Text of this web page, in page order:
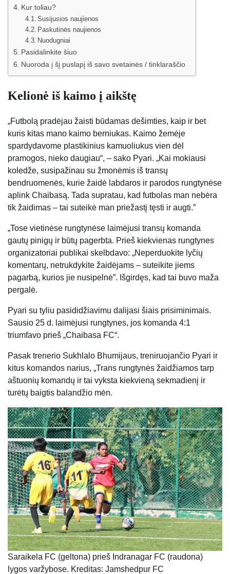
Kur toliau?
Susijusios naujienos
Paskutinės naujienos
Nuodugniai
Pasidalinkite šiuo
Nuoroda į šį puslapį iš savo svetainės / tinklaraščio
Kelionė iš kaimo į aikštę
„Futbolą pradėjau žaisti būdamas dešimties, kaip ir bet
kuris kitas mano kaimo berniukas. Kaimo žemėje
spardydavome plastikinius kamuoliukus vien dėl
pramogos, nieko daugiau“, – sako Pyari. „Kai mokiausi
koledže, susipažinau su žmonėmis iš transų
bendruomenės, kurie žaidė labdaros ir parodos rungtynėse
aplink Chaibasą. Tada supratau, kad futbolas man nebėra
tik žaidimas – tai suteikė man priežastį tęsti ir augti.”
„Tose vietinėse rungtynėse laimėjusi transų komanda
gautų pinigų ir būtų pagerbta. Prieš kiekvienas rungtynes ​​
organizatoriai publikai skelbdavo: „Neperduokite lyčių
komentarų, netrukdykite žaidėjams – suteikite jiems
pagarbą, kurios jie nusipelnė”. Išgirdęs, kad tai buvo maža
pergalė.
Pyari su tyliu pasididžiavimu dalijasi šiais prisiminimais.
Sausio 25 d. laimėjusi rungtynes, jos komanda 4:1
triumfavo prieš „Chaibasa FC“.
Pasak trenerio Sukhlalo Bhumijaus, treniruojančio Pyari ir
kitus komandos narius, „Trans rungtynės žaidžiamos tarp
aštuonių komandų ir tai vyksta kiekvieną sekmadienį ir
turėtų baigtis balandžio mėn.
Saraikela FC (geltona) prieš Indranagar FC (raudona)
lygos varžybose. Kreditas: Jamshedpur FC